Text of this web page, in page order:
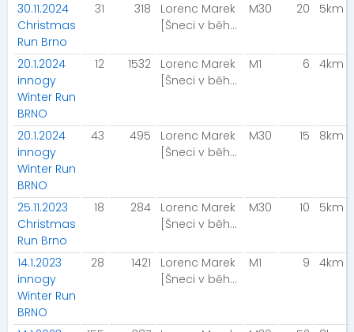
30.11.2024
Christmas
Run Brno
31 318
Lorenc Marek
[Šneci v běhu]
M30 20 5km
20.1.2024
innogy
Winter Run
BRNO
12 1532
Lorenc Marek
[Šneci v běhu]
M1 6 4km
20.1.2024
innogy
Winter Run
BRNO
43 495
Lorenc Marek
[Šneci v běhu]
M30 15 8km
25.11.2023
Christmas
Run Brno
18 284
Lorenc Marek
[Šneci v běhu]
M30 10 5km
14.1.2023
innogy
Winter Run
BRNO
28 1421
Lorenc Marek
[Šneci v běhu]
M1 9 4km